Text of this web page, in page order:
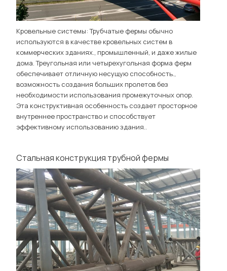
Кровельные системы: Трубчатые фермы обычно
используются в качестве кровельных систем в
коммерческих зданиях., промышленный, и даже жилые
дома. Треугольная или четырехугольная форма ферм
обеспечивает отличную несущую способность.,
возможность создания больших пролетов без
необходимости использования промежуточных опор.
Эта конструктивная особенность создает просторное
внутреннее пространство и способствует
эффективному использованию здания..
Стальная конструкция трубной фермы